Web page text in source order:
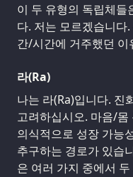
이 두 유형의 독립체들
다. 저는 모르겠습니다
간/시간에 거주했던
라(Ra)
나는 라(Ra)입니다. 진
고려하십시오. 마음/
의식적으로 성장 가능
추구하는 경로가 있습
은 여러 가지 중에서